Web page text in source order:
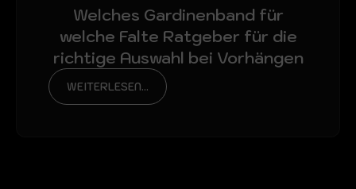
Welches Gardinenband für
welche Falte Ratgeber für die
richtige Auswahl bei Vorhängen
WEITERLESEN...